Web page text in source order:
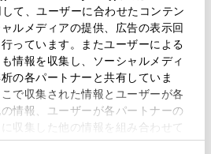
て、ユーザーに合わせたコンテン
ルメディアの提供、広告の表示回
っています。またユーザーによる
情報を収集し、ソーシャルメディ
の各パートナーと共有していま
で収集された情報とユーザーが各
情報、ユーザーが各パートナーの
収集した他の情報を組み合わせて
当ウェブサイトの使用を続行する
定する
用の条件
扱説明書及び補足資料、正誤表等
はありません。
書はお客様の年式に合致しない場合
作権その他の知的財産権を保有し